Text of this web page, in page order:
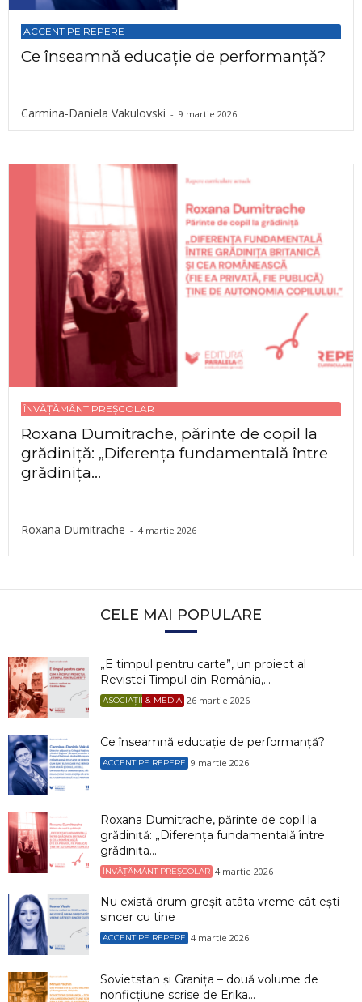
ACCENT PE REPERE
Ce înseamnă educație de performanță?
Carmina-Daniela Vakulovski - 9 martie 2026
ÎNVĂȚĂMÂNT PREȘCOLAR
Roxana Dumitrache, părinte de copil la
grădiniță: „Diferența fundamentală între
grădinița...
Roxana Dumitrache - 4 martie 2026
CELE MAI POPULARE
„E timpul pentru carte”, un proiect al
Revistei Timpul din România,...
ASOCIAȚII & MEDIA 26 martie 2026
Ce înseamnă educație de performanță?
ACCENT PE REPERE 9 martie 2026
Roxana Dumitrache, părinte de copil la
grădiniță: „Diferența fundamentală între
grădinița...
ÎNVĂȚĂMÂNT PREȘCOLAR 4 martie 2026
Nu există drum greșit atâta vreme cât ești
sincer cu tine
ACCENT PE REPERE 4 martie 2026
Sovietstan și Granița – două volume de
nonficțiune scrise de Erika...